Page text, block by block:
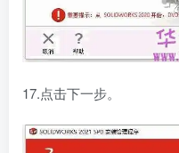
17.点击下一步。